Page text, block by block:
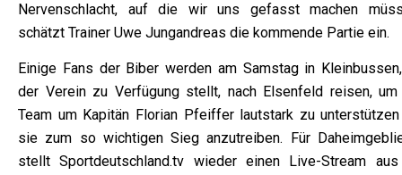
Nervenschlacht, auf die wir uns gefasst machen
schätzt Trainer Uwe Jungandreas die kommende Partie ein.
Einige Fans der Biber werden am Samstag in
der Verein zu Verfügung stellt, nach Elsenfeld reisen,
Team um Kapitän Florian Pfeiffer lautstark zu
sie zum so wichtigen Sieg anzutreiben. Für
stellt Sportdeutschland.tv wieder einen Live-Stream